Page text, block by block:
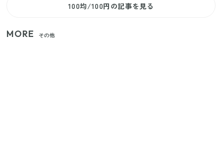
100均/100円の記事を見る
MORE その他